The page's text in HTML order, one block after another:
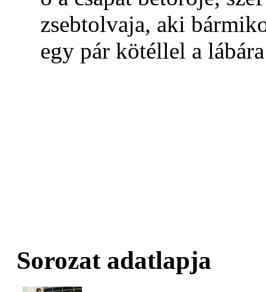
zsebtolvaja, aki
egy pár kötéllel a
Sorozat adatlapja